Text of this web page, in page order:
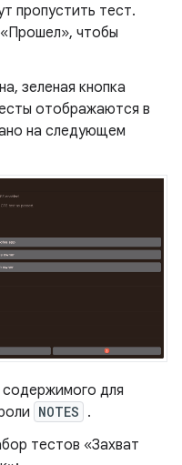
пропустить тест.
чтобы
зеленая кнопка
отображаются в
на следующем
содержимого для
NOTES .
тестов «Захват